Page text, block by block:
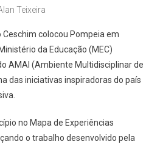
Teixeira
colocou Pompeia em
da Educação (MEC)
AMAI (Ambiente Multidisciplinar de
das iniciativas inspiradoras do país
no Mapa de Experiências
o trabalho desenvolvido pela